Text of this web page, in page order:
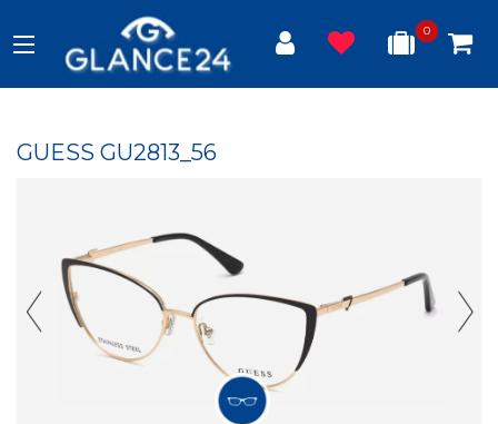
0
GUESS GU2813_56
Previous Slide